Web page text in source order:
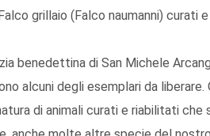
grillaio (Falco naumanni) curati
benedettina di San Michele
alcuni degli esemplari da liberare.
di animali curati e riabilitati